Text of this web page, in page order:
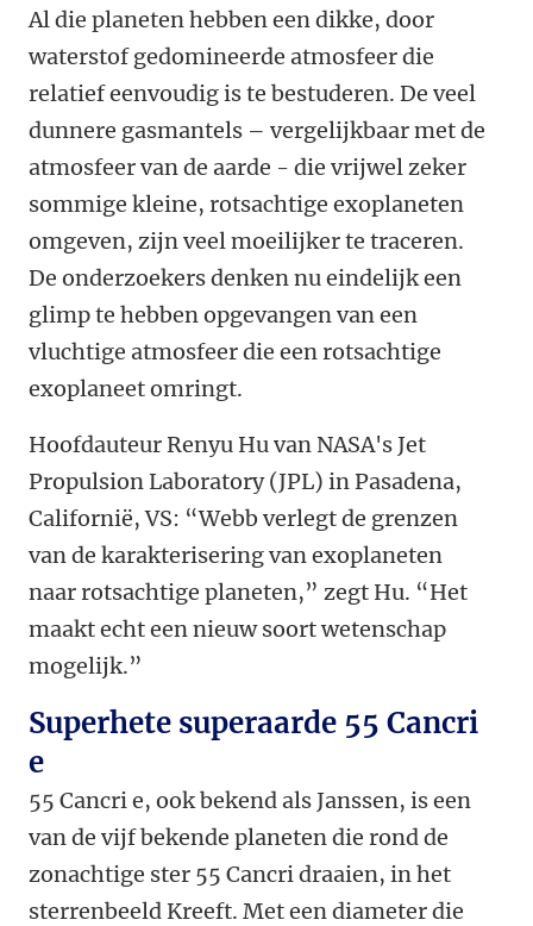
Al die planeten hebben een dikke, door
waterstof gedomineerde atmosfeer die
relatief eenvoudig is te bestuderen. De veel
dunnere gasmantels – vergelijkbaar met de
atmosfeer van de aarde - die vrijwel zeker
sommige kleine, rotsachtige exoplaneten
omgeven, zijn veel moeilijker te traceren.
De onderzoekers denken nu eindelijk een
glimp te hebben opgevangen van een
vluchtige atmosfeer die een rotsachtige
exoplaneet omringt.
Hoofdauteur Renyu Hu van NASA's Jet
Propulsion Laboratory (JPL) in Pasadena,
Californië, VS: “Webb verlegt de grenzen
van de karakterisering van exoplaneten
naar rotsachtige planeten,” zegt Hu. “Het
maakt echt een nieuw soort wetenschap
mogelijk.”
Superhete superaarde 55 Cancri
e
55 Cancri e, ook bekend als Janssen, is een
van de vijf bekende planeten die rond de
zonachtige ster 55 Cancri draaien, in het
sterrenbeeld Kreeft. Met een diameter die